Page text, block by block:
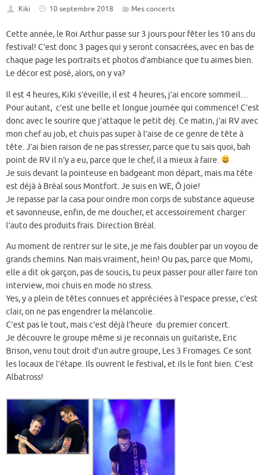
Kiki 10 septembre 2018 Mes concerts
Cette année, le Roi Arthur passe sur 3 jours pour fêter les 10 ans du
festival! C’est donc 3 pages qui y seront consacrées, avec en bas de
chaque page les portraits et photos d’ambiance que tu aimes bien.
Le décor est posé, alors, on y va?
Il est 4 heures, Kiki s’éveille, il est 4 heures, j’ai encore sommeil…
Pour autant, c’est une belle et longue journée qui commence! C’est
donc avec le sourire que j’attaque le petit dèj. Ce matin, j’ai RV avec
mon chef au job, et chuis pas super à l’aise de ce genre de tête à
tête. J’ai bien raison de ne pas stresser, parce que tu sais quoi, bah
point de RV il n’y a eu, parce que le chef, il a mieux à faire.
Je suis devant la pointeuse en badgeant mon départ, mais ma tête
est déjà à Bréal sous Montfort. Je suis en WE, Ô joie!
Je repasse par la casa pour oindre mon corps de substance aqueuse
et savonneuse, enfin, de me doucher, et accessoirement charger
l’auto des produits frais. Direction Bréal.
Au moment de rentrer sur le site, je me fais doubler par un voyou de
grands chemins. Nan mais vraiment, hein! Ou pas, parce que Momi,
elle a dit ok garçon, pas de soucis, tu peux passer pour aller faire ton
interview, moi chuis en mode no stress.
Yes, y a plein de têtes connues et appréciées à l’espace presse, c’est
clair, on ne pas engendrer la mélancolie.
C’est pas le tout, mais c’est déjà l’heure du premier concert.
Je découvre le groupe même si je reconnais un guitariste, Eric
Brison, venu tout droit d’un autre groupe, Les 3 Fromages. Ce sont
les locaux de l’étape. Ils ouvrent le festival, et ils le font bien. C’est
Albatross!